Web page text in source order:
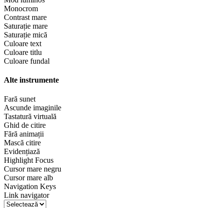
Monocrom
Contrast mare
Saturație mare
Saturație mică
Culoare text
Culoare titlu
Culoare fundal
Alte instrumente
Fară sunet
Ascunde imaginile
Tastatură virtuală
Ghid de citire
Fără animații
Mască citire
Evidențiază
Highlight Focus
Cursor mare negru
Cursor mare alb
Navigation Keys
Link navigator